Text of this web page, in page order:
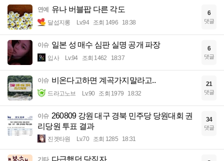
연예 유나 버블팝 다른 각도
달섭지롱 Lv.94 조회 1496 18:38
6
댓글
이슈 일본 성 매수 심판 실명 공개 파장
입사 Lv.94 조회 1462 18:37
6
댓글
이슈 비온다고하면 계곡가지말라고..
드라고노브 Lv.90 조회 1979 18:32
21
댓글
이슈 260809 강원 대구 경북 민주당 당원대회 권
리당원 투표 결과
진겟타원 Lv.70 조회 1285 18:31
34
댓글
기타 다급했던 당직자